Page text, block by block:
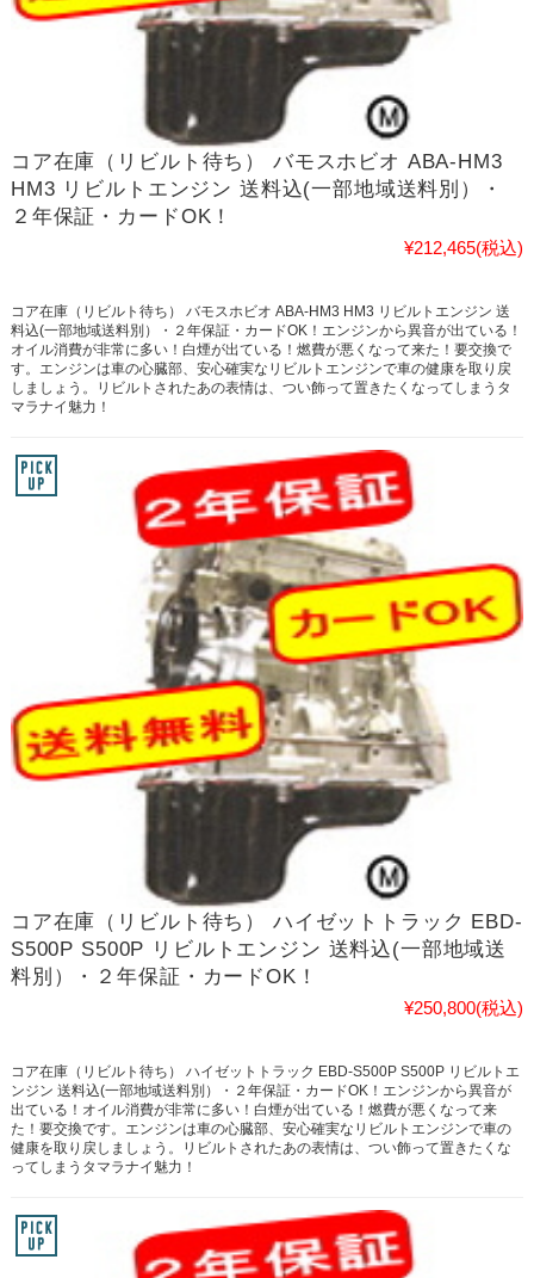
コア在庫（リビルト待ち） バモスホビオ ABA-HM3
HM3 リビルトエンジン 送料込(一部地域送料別）・
２年保証・カードOK！
¥212,465(税込)
コア在庫（リビルト待ち） バモスホビオ ABA-HM3 HM3 リビルトエンジン 送
料込(一部地域送料別）・２年保証・カードOK！エンジンから異音が出ている！
オイル消費が非常に多い！白煙が出ている！燃費が悪くなって来た！要交換で
す。エンジンは車の心臓部、安心確実なリビルトエンジンで車の健康を取り戻
しましょう。リビルトされたあの表情は、つい飾って置きたくなってしまうタ
マラナイ魅力！
コア在庫（リビルト待ち） ハイゼットトラック EBD-
S500P S500P リビルトエンジン 送料込(一部地域送
料別）・２年保証・カードOK！
¥250,800(税込)
コア在庫（リビルト待ち） ハイゼットトラック EBD-S500P S500P リビルトエ
ンジン 送料込(一部地域送料別）・２年保証・カードOK！エンジンから異音が
出ている！オイル消費が非常に多い！白煙が出ている！燃費が悪くなって来
た！要交換です。エンジンは車の心臓部、安心確実なリビルトエンジンで車の
健康を取り戻しましょう。リビルトされたあの表情は、つい飾って置きたくな
ってしまうタマラナイ魅力！